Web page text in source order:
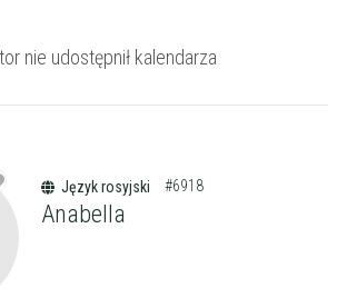
nie udostępnił kalendarza
Język rosyjski #6918
Anabella